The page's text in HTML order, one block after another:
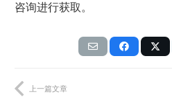
咨询进行获取。
上一篇文章